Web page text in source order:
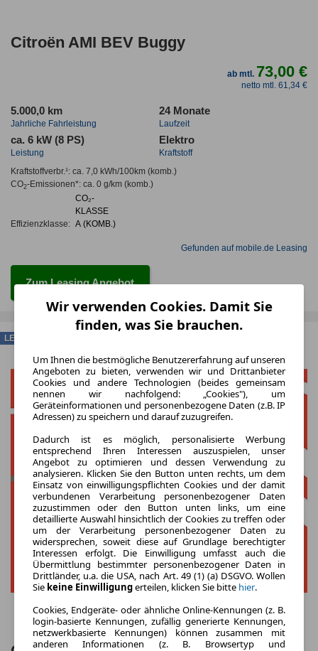
Citroën AMI BEV Buggy
ab mtl. 73,00 €
netto mtl. 61,34 €
5.000,0 km
Jahrliche Fahrleistung
24 Monate
Laufzeit
ca. 6 kW (8 PS)
Leistung
Elektro
Kraftstoff
Kraftstoffverbr.¹: ca. 7,0 kWh/100km(komb.)
CO2-Emissionen*: ca. 0 g/km(komb.)
Effizienzklasse:
CO₂-
KLASSE
A (KOMB.)
Gefunden auf mobile.de Leasing
Zum Leasing Angebot
LEASING
Wir verwenden Cookies. Damit Sie
finden, was Sie brauchen.
Um Ihnen die bestmögliche Benutzererfahrung auf unseren
Angeboten zu bieten, verwenden wir und Drittanbieter
Cookies und andere Technologien (beides gemeinsam
nennen wir nachfolgend: „Cookies"), um
Geräteinformationen und personenbezogene Daten (z.B. IP
Adressen) zu speichern und darauf zuzugreifen.
Dadurch ist es möglich, personalisierte Werbung
entsprechend Ihren Interessen auszuspielen, unser
Angebot zu optimieren und dessen Verwendung zu
analysieren. Klicken Sie den Button unten rechts, um dem
Einsatz von einwilligungspflichten Cookies und der damit
verbundenen Verarbeitung personenbezogener Daten
zuzustimmen oder den Button unten links, um eine
detaillierte Auswahl hinsichtlich der Cookies zu treffen oder
um der Verarbeitung personenbezogener Daten zu
widersprechen, soweit diese auf Grundlage berechtigter
Interessen erfolgt. Die Einwilligung umfasst auch die
Übermittlung bestimmter personenbezogener Daten in
Drittländer, u.a. die USA, nach Art. 49 (1) (a) DSGVO. Wollen
Sie keine Einwilligungerteilen, klicken Sie bitte hier.
Cookies, Endgeräte- oder ähnliche Online-Kennungen (z. B.
login-basierte Kennungen, zufällig generierte Kennungen,
netzwerkbasierte Kennungen) können zusammen mit
anderen Informationen (z. B. Browsertyp und